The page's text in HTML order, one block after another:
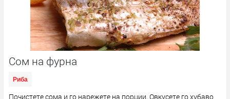
Сом на фурна
Риба
Почистете сома и го нарежете на порции. Овкусете го хубаво